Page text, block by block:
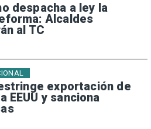
despacha a ley la
Alcaldes
al TC
exportación de
EEUU y sanciona